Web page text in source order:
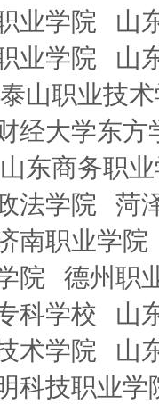
业学院
山
业学院
山
泰山职业技
经大学东方
山东商务职
法学院
菏
南职业学院
院
德州职
科学校
山
术学院
山
科技职业学